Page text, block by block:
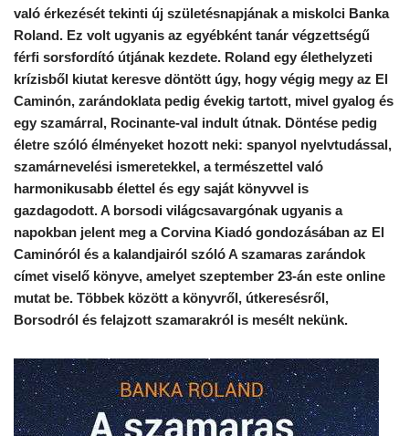
való érkezését tekinti új születésnapjának a miskolci Banka
Roland. Ez volt ugyanis az egyébként tanár végzettségű
férfi sorsfordító útjának kezdete. Roland egy élethelyzeti
krízisből kiutat keresve döntött úgy, hogy végig megy az El
Caminón, zarándoklata pedig évekig tartott, mivel gyalog és
egy szamárral, Rocinante-val indult útnak. Döntése pedig
életre szóló élményeket hozott neki: spanyol nyelvtudással,
szamárnevelési ismeretekkel, a természettel való
harmonikusabb élettel és egy saját könyvvel is
gazdagodott. A borsodi világcsavargónak ugyanis a
napokban jelent meg aCorvina Kiadó gondozásában az El
Caminóról és a kalandjairól szóló A szamaras zarándok
címet viselő könyve, amelyet szeptember 23-án este online
mutat be. Többek között a könyvről, útkeresésről,
Borsodról és felajzott szamarakról is mesélt nekünk.